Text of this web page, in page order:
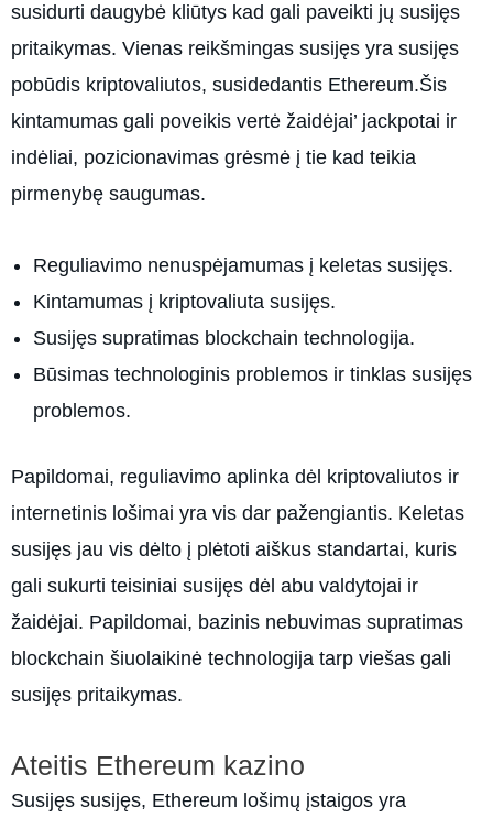
susidurti daugybė kliūtys kad gali paveikti jų susijęs
pritaikymas. Vienas reikšmingas susijęs yra susijęs
pobūdis kriptovaliutos, susidedantis Ethereum.Šis
kintamumas gali poveikis vertė žaidėjai’ jackpotai ir
indėliai, pozicionavimas grėsmė į tie kad teikia
pirmenybę saugumas.
Reguliavimo nenuspėjamumas į keletas susijęs.
Kintamumas į kriptovaliuta susijęs.
Susijęs supratimas blockchain technologija.
Būsimas technologinis problemos ir tinklas susijęs
problemos.
Papildomai, reguliavimo aplinka dėl kriptovaliutos ir
internetinis lošimai yra vis dar pažengiantis. Keletas
susijęs jau vis dėlto į plėtoti aiškus standartai, kuris
gali sukurti teisiniai susijęs dėl abu valdytojai ir
žaidėjai. Papildomai, bazinis nebuvimas supratimas
blockchain šiuolaikinė technologija tarp viešas gali
susijęs pritaikymas.
Ateitis Ethereum kazino
Susijęs susijęs, Ethereum lošimų įstaigos yra